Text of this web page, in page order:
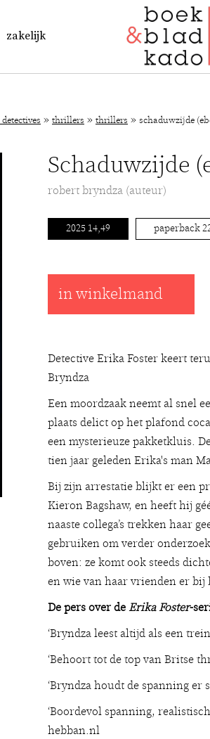
zakelijk
» thrillers » thrillers » schaduwzijde
Schaduwzijde
robert bryndza (auteur)
2025 14,49 paperback
in winkelmand
Detective Erika Foster keert
Bryndza
Een moordzaak neemt al snel
plaats delict op het plafond
een mysterieuze pakketkluis.
tien jaar geleden Erika's man
Bij zijn arrestatie blijkt er een
Kieron Bagshaw, en heeft hij
naaste collega’s trekken haar
gebruiken om verder
boven: ze komt ook steeds
en wie van haar vrienden er bij
De pers over deErika Foster-
‘Bryndza leest altijd als een
‘Behoort tot de top van Britse
‘Bryndza houdt de spanning er
‘Boordevol spanning,
hebban.nl